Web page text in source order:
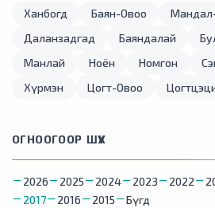
Ханбогд Баян-Овоо
Даланзадгад
Баяндалай
Манлай
Ноён Номгон
Хүрмэн
Цогт-Овоо
ОГНООГООР ШҮҮХ
2026 2025 2024 2023 2022
2017
2016 2015 Бүгд